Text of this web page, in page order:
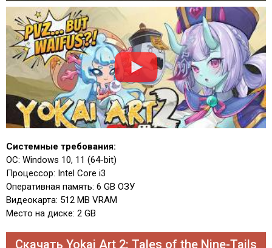
Системные требования:
ОС: Windows 10, 11 (64-bit)
Процессор: Intel Core i3
Оперативная память: 6 GB ОЗУ
Видеокарта: 512 MB VRAM
Место на диске: 2 GB
Скачать Yokai Art 2: Tales of the Nine-Tails